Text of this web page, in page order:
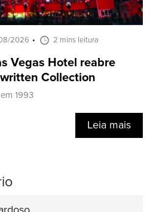
2026 2 mins leitura
Vegas Hotel reabre
Collection
1993
Leia mais